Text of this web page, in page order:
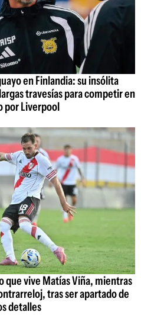
en Finlandia: su insólita
travesías para competir en
por Liverpool
que vive Matías Viña, mientras
tras ser apartado de
detalles